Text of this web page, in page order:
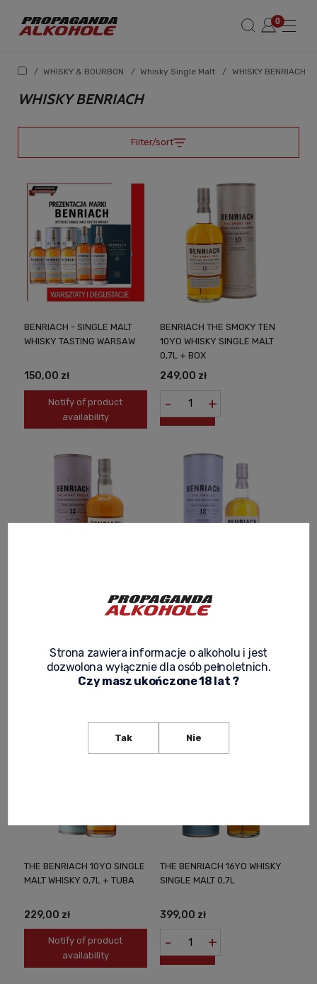
/ WHISKY & BOURBON / Whisky Single Malt / WHISKY BENRIACH
WHISKY BENRIACH
Filter/sort
BENRIACH - SINGLE MALT
WHISKY TASTING WARSAW
150,00 zł
Notify of product
availability
BENRIACH THE SMOKY TEN
10YO WHISKY SINGLE MALT
0,7L + BOX
249,00 zł
- +
BENRIACH THE SMOKY
TWELVE 12YO WHISKY
239,00 zł
+
BENRIACH THE TWELVE
12YO WHISKY SINGLE MALT
239,00 zł
- +
THE BENRIACH 10YO SINGLE
MALT WHISKY 0,7L + TUBA
229,00 zł
Notify of product
availability
THE BENRIACH 16YO WHISKY
SINGLE MALT 0,7L
399,00 zł
- +
Strona zawiera informacje o alkoholu i jest
dozwolona wyłącznie dla osób pełnoletnich.
Czy masz ukończone 18 lat ?
Tak Nie